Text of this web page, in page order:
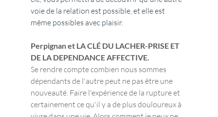
voie de la relation est possible, et elle est
même possibles avec plaisir.
Perpignan et LA CLÉ DU LACHER-PRISE ET
DE LA DEPENDANCE AFFECTIVE.
Se rendre compte combien nous sommes
dépendants de l'autre peut ne pas être une
nouveauté. Faire l'expérience de la rupture et
certainement ce qu'il y a de plus douloureux à